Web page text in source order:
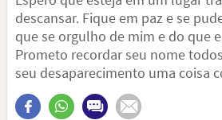
descansar. Fique em paz e se
que se orgulho de mim e do que
Prometo recordar seu nome
seu desaparecimento uma coisa